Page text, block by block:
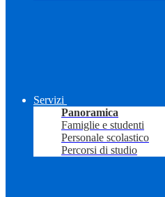
Servizi
Panoramica
Famiglie e studenti
Personale scolastico
Percorsi di studio